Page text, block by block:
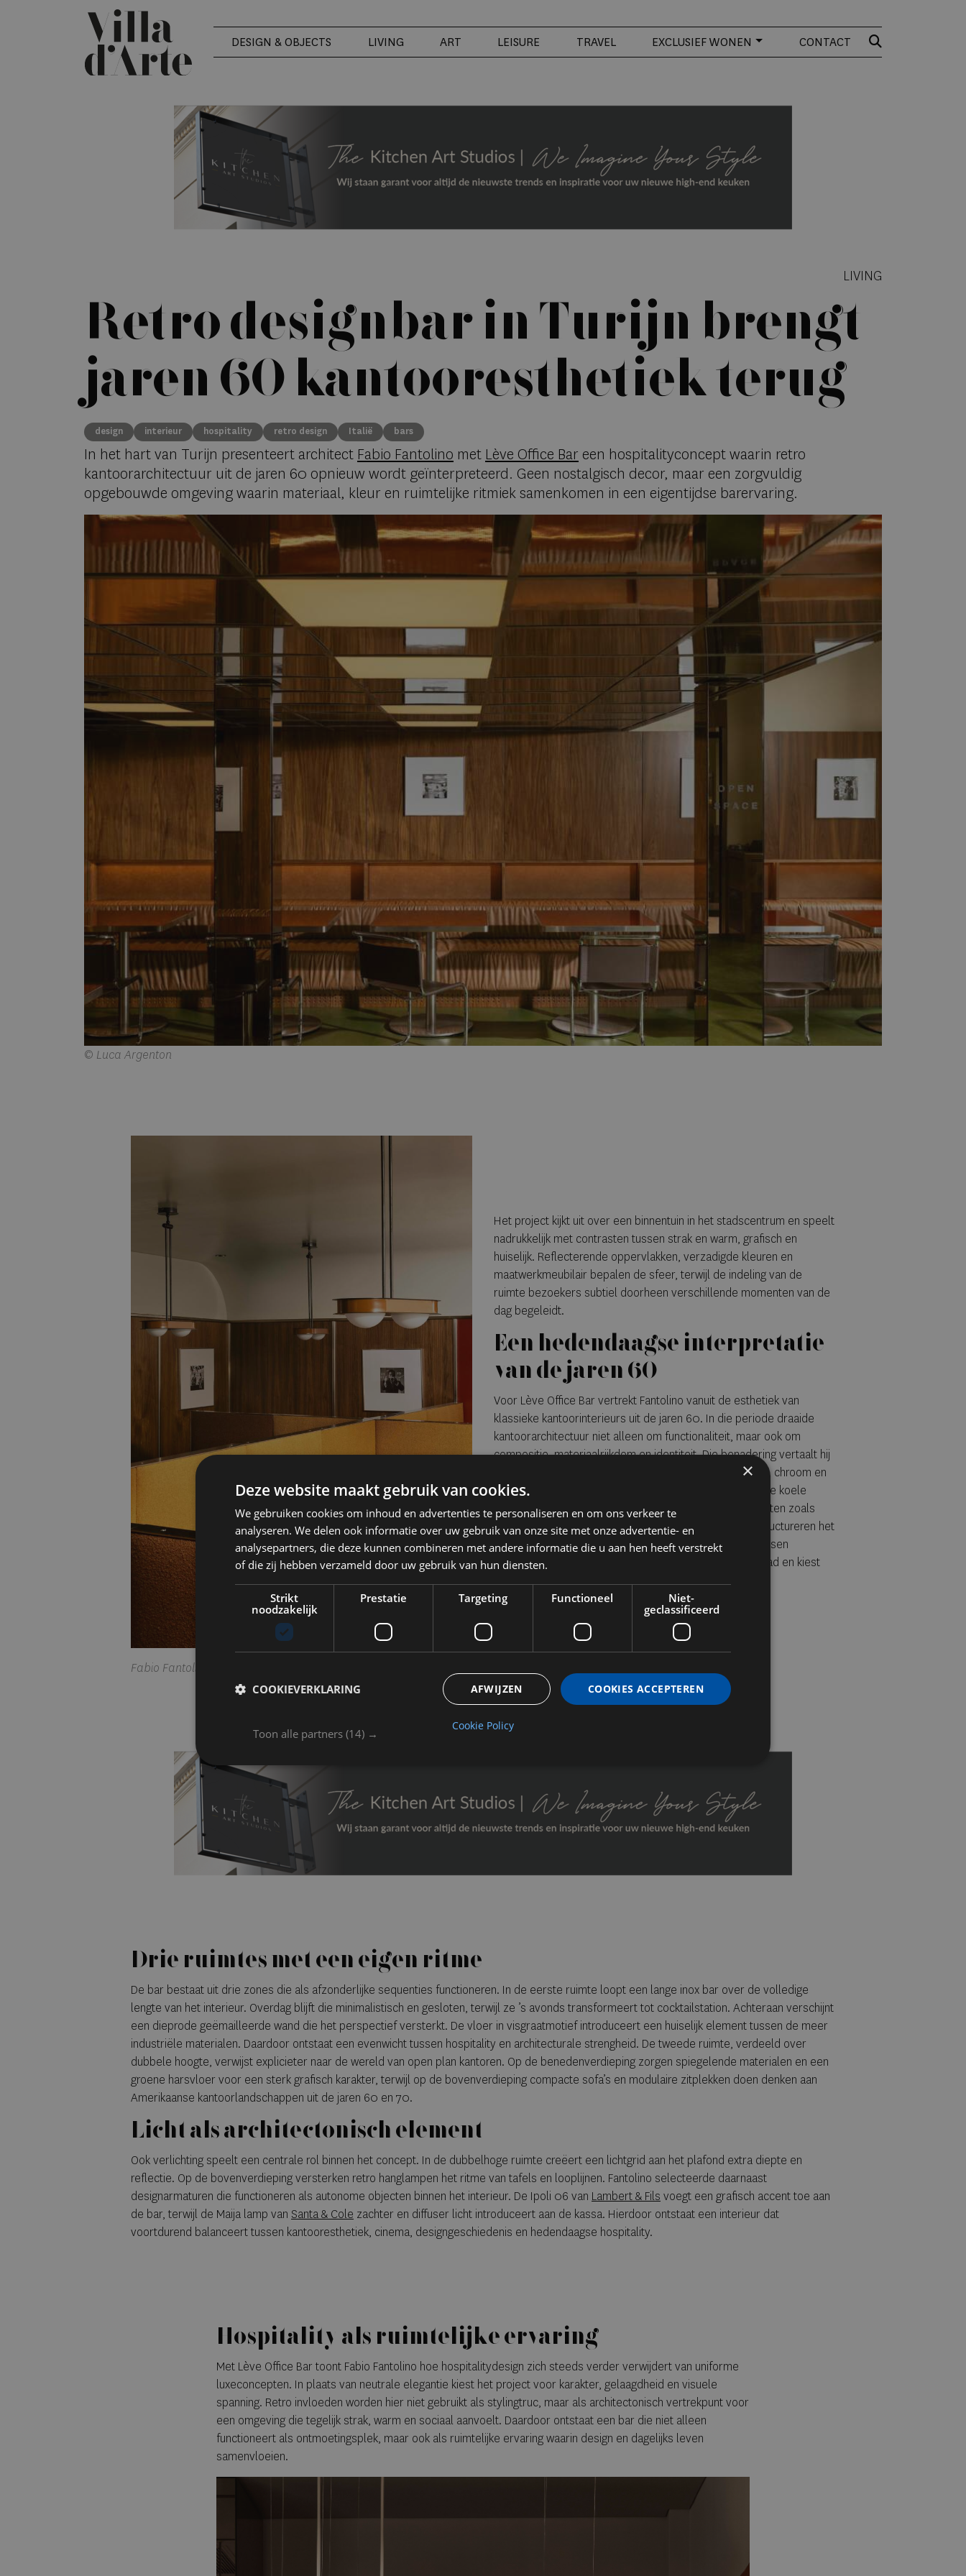
DESIGN & OBJECTS LIVING ART LEISURE TRAVEL EXCLUSIEF WONEN CONTACT
LIVING
Retro designbar in Turijn brengt
jaren 60 kantooresthetiek terug
design interieur hospitality retro design Italië bars
In het hart van Turijn presenteert architect Fabio Fantolino met Lève Office Bar een hospitalityconcept waarin retro
kantoorarchitectuur uit de jaren 60 opnieuw wordt geïnterpreteerd. Geen nostalgisch decor, maar een zorgvuldig
opgebouwde omgeving waarin materiaal, kleur en ruimtelijke ritmiek samenkomen in een eigentijdse barervaring.
© Luca Argenton
Fabio Fantolino - Leve Office Bar © Luca_Argenton
Het project kijkt uit over een binnentuin in het stadscentrum en speelt
nadrukkelijk met contrasten tussen strak en warm, grafisch en
huiselijk. Reflecterende oppervlakken, verzadigde kleuren en
maatwerkmeubilair bepalen de sfeer, terwijl de indeling van de
ruimte bezoekers subtiel doorheen verschillende momenten van de
dag begeleidt.
Een hedendaagse interpretatie
van de jaren 60
Voor Lève Office Bar vertrekt Fantolino vanuit de esthetiek van
klassieke kantoorinterieurs uit de jaren 60. In die periode draaide
kantoorarchitectuur niet alleen om functionaliteit, maar ook om
compositie, materiaalrijkdom en identiteit. Die benadering vertaalt hij
naar een hedendaagse hospitalityomgeving waarin staal, chroom en
spiegelende oppervlakken een belangrijke rol spelen. Die koele
materialen worden bewust verzacht met warme elementen zoals
hout, leer en diepe kleurtonen. Vooral rood en groen structureren het
interieur en zorgen voor een bijna filmische spanning tussen
nostalgie en modernisme. Het ontwerp vermijdt overdaad en kiest
Drie ruimtes met een eigen ritme
De bar bestaat uit drie zones die als afzonderlijke sequenties functioneren. In de eerste ruimte loopt een lange inox bar over de volledige
lengte van het interieur. Overdag blijft die minimalistisch en gesloten, terwijl ze ’s avonds transformeert tot cocktailstation. Achteraan verschijnt
een dieprode geëmailleerde wand die het perspectief versterkt. De vloer in visgraatmotief introduceert een huiselijk element tussen de meer
industriële materialen. Daardoor ontstaat een evenwicht tussen hospitality en architecturale strengheid. De tweede ruimte, verdeeld over
dubbele hoogte, verwijst explicieter naar de wereld van open plan kantoren. Op de benedenverdieping zorgen spiegelende materialen en een
groene harsvloer voor een sterk grafisch karakter, terwijl op de bovenverdieping compacte sofa’s en modulaire zitplekken doen denken aan
Amerikaanse kantoorlandschappen uit de jaren 60 en 70.
Licht als architectonisch element
Ook verlichting speelt een centrale rol binnen het concept. In de dubbelhoge ruimte creëert een lichtgrid aan het plafond extra diepte en
reflectie. Op de bovenverdieping versterken retro hanglampen het ritme van tafels en looplijnen. Fantolino selecteerde daarnaast
designarmaturen die functioneren als autonome objecten binnen het interieur. De Ipoli 06 van Lambert & Fils voegt een grafisch accent toe aan
de bar, terwijl de Maija lamp van Santa & Cole zachter en diffuser licht introduceert aan de kassa. Hierdoor ontstaat een interieur dat
voortdurend balanceert tussen kantooresthetiek, cinema, designgeschiedenis en hedendaagse hospitality.
Hospitality als ruimtelijke ervaring
Met Lève Office Bar toont Fabio Fantolino hoe hospitalitydesign zich steeds verder verwijdert van uniforme
luxeconcepten. In plaats van neutrale elegantie kiest het project voor karakter, gelaagdheid en visuele
spanning. Retro invloeden worden hier niet gebruikt als stylingtruc, maar als architectonisch vertrekpunt voor
een omgeving die tegelijk strak, warm en sociaal aanvoelt. Daardoor ontstaat een bar die niet alleen
functioneert als ontmoetingsplek, maar ook als ruimtelijke ervaring waarin design en dagelijks leven
samenvloeien.
×
Deze website maakt gebruik van cookies.
We gebruiken cookies om inhoud en advertenties te personaliseren en om ons verkeer te
analyseren. We delen ook informatie over uw gebruik van onze site met onze advertentie- en
analysepartners, die deze kunnen combineren met andere informatie die u aan hen heeft verstrekt
of die zij hebben verzameld door uw gebruik van hun diensten.
Toon alle partners (14) →
Strikt
noodzakelijk
Prestatie Targeting Functioneel
Niet-
geclassificeerd
COOKIES ACCEPTEREN
AFWIJZEN
COOKIEVERKLARING
Cookie Policy